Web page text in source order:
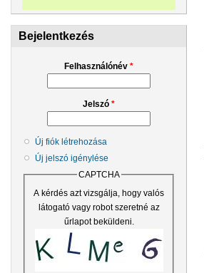
Bejelentkezés
Felhasználónév *
Jelszó *
Új fiók létrehozása
Új jelszó igénylése
CAPTCHA
A kérdés azt vizsgálja, hogy valós
látogató vagy robot szeretné az
űrlapot beküldeni.